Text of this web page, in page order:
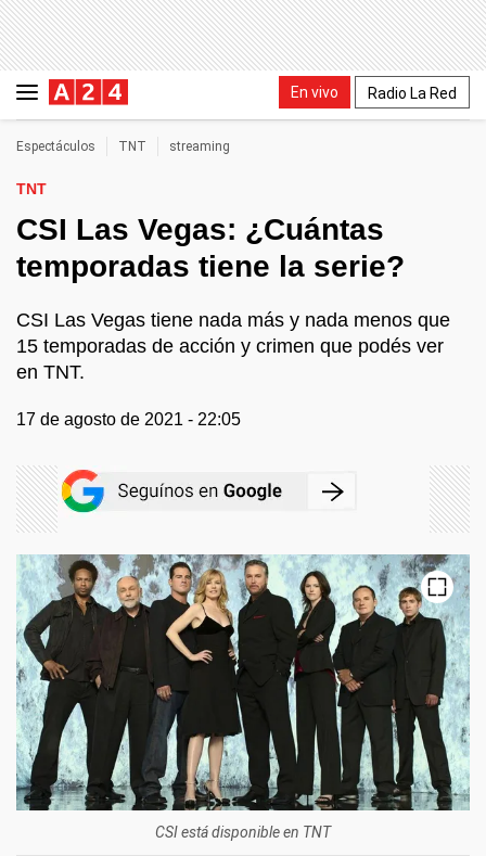
En vivo Radio La Red
Espectáculos TNT streaming
TNT
CSI Las Vegas: ¿Cuántas
temporadas tiene la serie?
CSI Las Vegas tiene nada más y nada menos que
15 temporadas de acción y crimen que podés ver
en TNT.
17 de agosto de 2021 - 22:05
CSI está disponible en TNT